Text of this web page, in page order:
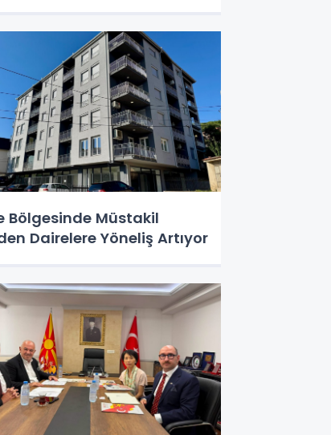
Bölgesinde Müstakil
Dairelere Yöneliş Artıyor